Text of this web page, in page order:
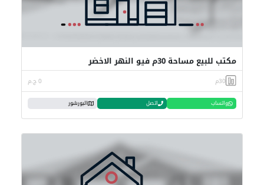
مكتب للبيع مساحة 30م فيو النهر الاخضر
30م 0 ج.م
واتساب اتصل البورشور